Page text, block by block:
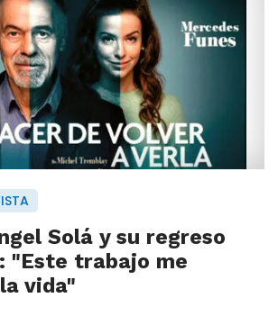
Solá y su regreso
"Este trabajo me
vida"